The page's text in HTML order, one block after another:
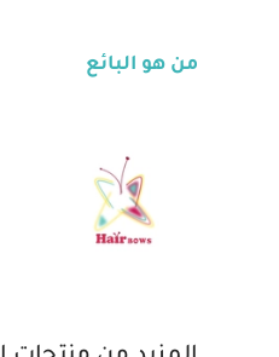
من هو البائع